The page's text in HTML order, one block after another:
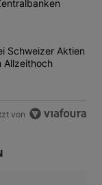
Nachfrage der
Insurance:
Schweizer Aktien
Allzeithoch
von